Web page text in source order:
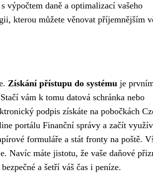
výpočtem daně a optimalizací vašeho
kterou můžete věnovat příjemnějším
Získání přístupu do systému je
vám k tomu datová schránka nebo
podpis získáte na pobočkách
portálu Finanční správy a začít
formuláře a stát fronty na poště.
Navíc máte jistotu, že vaše daňové
a šetří váš čas i peníze.